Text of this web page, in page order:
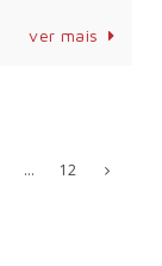
ver mais
… 12